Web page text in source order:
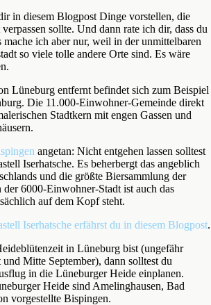
in diesem Blogpost Dinge vorstellen, die
sollte. Und dann rate ich dir, dass du
ich aber nur, weil in der unmittelbaren
so viele tolle andere Orte sind. Es wäre
Lüneburg entfernt befindet sich zum Beispiel
Die 11.000-Einwohner-Gemeinde direkt
Stadtkern mit engen Gassen und
angetan: Nicht entgehen lassen solltest
Iserhatsche. Es beherbergt das angeblich
und die größte Biersammlung der
6000-Einwohner-Stadt ist auch das
auf dem Kopf steht.
Iserhatsche erfährst du in diesem Blogpost.
in Lüneburg bist (ungefähr
Mitte September), dann solltest du
in die Lüneburger Heide einplanen.
Heide sind Amelinghausen, Bad
vorgestellte Bispingen.